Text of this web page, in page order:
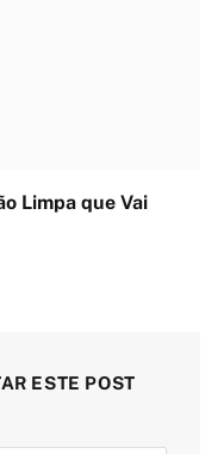
Limpa que Vai
ESTE POST